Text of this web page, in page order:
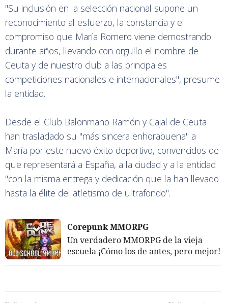
"Su inclusión en la selección nacional supone un
reconocimiento al esfuerzo, la constancia y el
compromiso que María Romero viene demostrando
durante años, llevando con orgullo el nombre de
Ceuta y de nuestro club a las principales
competiciones nacionales e internacionales", presume
la entidad.
Desde el Club Balonmano Ramón y Cajal de Ceuta
han trasladado su "más sincera enhorabuena" a
María por este nuevo éxito deportivo, convencidos de
que representará a España, a la ciudad y a la entidad
"con la misma entrega y dedicación que la han llevado
hasta la élite del atletismo de ultrafondo".
Corepunk MMORPG
Un verdadero MMORPG de la vieja
escuela ¡Cómo los de antes, pero mejor!